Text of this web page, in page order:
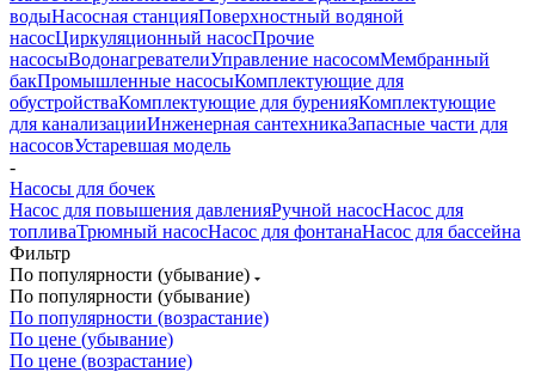
водыНасосная станцияПоверхностный водяной
насосЦиркуляционный насосПрочие
насосыВодонагревателиУправление насосомМембранный
бакПромышленные насосыКомплектующие для
обустройстваКомплектующие для буренияКомплектующие
для канализацииИнженерная сантехникаЗапасные части для
насосовУстаревшая модель
-
Насосы для бочек
Насос для повышения давленияРучной насосНасос для
топливаТрюмный насосНасос для фонтанаНасос для бассейна
Фильтр
По популярности (убывание)
По популярности (убывание)
По популярности (возрастание)
По цене (убывание)
По цене (возрастание)